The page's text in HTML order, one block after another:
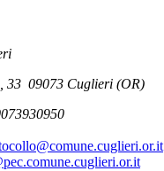
33 09073 Cuglieri (OR)